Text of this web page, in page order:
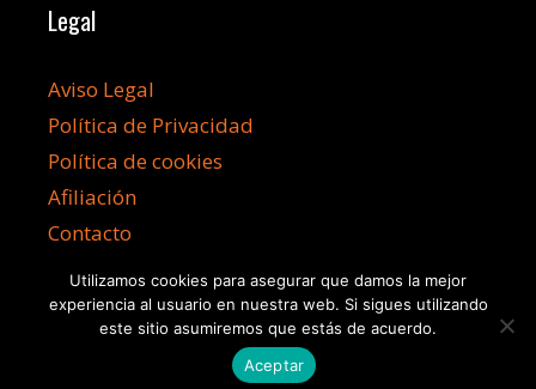
Legal
Aviso Legal
Política de Privacidad
Política de cookies
Afiliación
Contacto
©2026 Dronesbaratos.info
Utilizamos cookies para asegurar que damos la mejor
experiencia al usuario en nuestra web. Si sigues utilizando
este sitio asumiremos que estás de acuerdo.
Aceptar